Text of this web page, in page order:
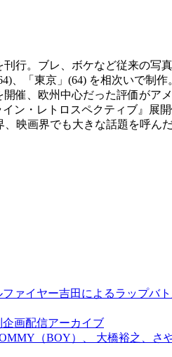
行。ブレ、ボケなど従来の写
「東京」(64) を相次いで制作
催、欧州中心だった評価がア
ン・レトロスペクティブ』展
映画界でも大きな話題を呼んだ
ァイヤー吉田によるラップバト
企画配信アーカイブ
（BOY）、 大橋裕之、さ